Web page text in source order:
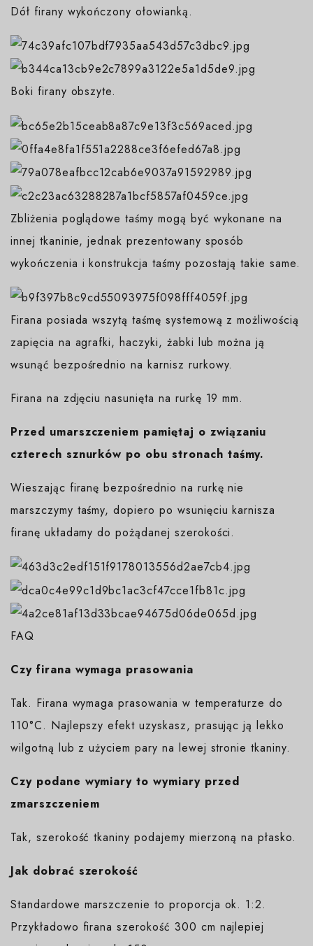
Dół firany wykończony ołowianką.
Boki firany obszyte.
Zbliżenia poglądowe taśmy mogą być wykonane na
innej tkaninie, jednak prezentowany sposób
wykończenia i konstrukcja taśmy pozostają takie same.
Firana posiada wszytą taśmę systemową z możliwością
zapięcia na agrafki, haczyki, żabki lub można ją
wsunąć bezpośrednio na karnisz rurkowy.
Firana na zdjęciu nasunięta na rurkę 19 mm.
Przed umarszczeniem pamiętaj o związaniu
czterech sznurków po obu stronach taśmy.
Wieszając firanę bezpośrednio na rurkę nie
marszczymy taśmy, dopiero po wsunięciu karnisza
firanę układamy do pożądanej szerokości.
FAQ
Czy firana wymaga prasowania
Tak. Firana wymaga prasowania w temperaturze do
110°C. Najlepszy efekt uzyskasz, prasując ją lekko
wilgotną lub z użyciem pary na lewej stronie tkaniny.
Czy podane wymiary to wymiary przed
zmarszczeniem
Tak, szerokość tkaniny podajemy mierzoną na płasko.
Jak dobrać szerokość
Standardowe marszczenie to proporcja ok. 1:2.
Przykładowo firana szerokość 300 cm najlepiej